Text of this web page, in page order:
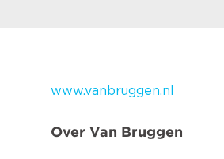
www.vanbruggen.nl
Over Van Bruggen